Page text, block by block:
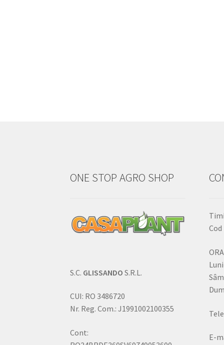
ONE STOP AGRO SHOP
S.C. GLISSANDO S.R.L.
CUI: RO 3486720
Nr. Reg. Com.: J1991002100355
Cont:
E-